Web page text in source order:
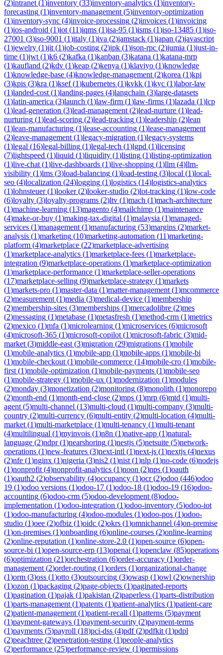
(2)intranet (1)inventory (33)inventory-analytics (1)inventory-
forecasting (1)inventory-management (5)inventory-optimization
(1)inventory-sync (4)invoice-processing (2)invoices (1)invoicing
(1)ios-android (1)iot (11)iqms (1)isa-95 (1)isms (1)iso-13485 (1)iso-
27001 (3)iso-9001 (1)italy (1)iva (2)jamstack (1)japan (2)javascript
(1)jewelry (1)jit (1)job-costing (2)jpk (1)json-rpc (2)jumia (1)just-in-
time (1)jwt (1)k6 (2)kafka (1)kanban (3)katana (1)katana-mrp
(1)kaufland (2)kdv (1)keap (2)kenya (1)klaviyo (1)knowledge
(1)knowledge-base (4)knowledge-management (2)korea (1)kpi
(3)kpis (3)kra (1)ksef(1)kubernetes (1)kvkk (1)kyc (1)labor-law
(1)landed-cost (1)landing-pages (4)langchain (3)large-datasets
(1)latin-america (3)launch (1)law-firm (1)law-firms (1)lazada (1)lcp
(1)lead-generation (3)lead-management (2)lead-nurture (1)lead-
nurturing (1)lead-scoring (2)lead-tracking (1)leadership (2)lean
(1)lean-manufacturing (1)lease-accounting (1)lease-management
(2)leave-management (1)legacy-migration (1)legacy-systems
(1)legal (16)legal-billing (1)legal-tech (1)lgpd (1)licensing
(7)lightspeed (1)liquid (1)liquidity (1)listing (1)listing-optimization
(1)live-chat (1)live-dashboards (1)live-shopping (1)llm (4)llm-
visibility (1)lms (3)load-balancing (1)load-testing (3)local (1)local-
seo (4)localization (24)logging (1)logistics (14)logistics-analytics
(1)lohnsteuer(1)looker(2)looker-studio (2)lot-tracking (1)low-code
(6)loyalty (3)loyalty-programs (2)ltv (1)mach (1)mach-architecture
(1)machine-learning (13)magento (4)mailchimp (1)maintenance
(4)make-or-buy (1)making-tax-digital (1)malaysia (1)managed-
services (1)management (1)manufacturing (53)margins (2)market-
analysis (1)marketing (10)marketing-automation (11)marketing-
platform (4)marketplace (22)marketplace-advertising
(1)marketplace-analytics (1)marketplace-fees (1)marketplace-
integration (9)marketplace-operations (1)marketplace-optimization
(1)marketplace-performance (1)marketplace-seller-operations
(17)marketplace-selling (9)marketplace-strategy (1)markets
(1)markets-pro (1)master-data (1)matter-management (1)mcommerce
(2)measurement (1)media (3)medical-device (1)membership
(2)membership-sites (3)memberships (1)mercadolibre (2)mes
(2)messaging (1)metabase (1)metasfresh (1)method-crm (1)metrics
(2)mexico (1)mfa (1)microlearning (1)microservices (6)microsoft
(4)microsoft-365 (1)microsoft-copilot (1)microsoft-fabric (3)mid-
market (3)middle-east (3)migration (29)migrations (1)mobile
(1)mobile-analytics (1)mobile-app (1)mobile-apps (1)mobile-bi
(1)mobile-checkout (1)mobile-commerce (14)mobile-cro (1)mobile-
first (1)mobile-optimization (1)mobile-payments (1)mobile-seo
(1)mobile-strategy (1)mobile-ux (1)modernization (1)modules
(2)monday (3)monetization (2)monitoring (8)monolith (1)monorepo
(2)month-end (1)month-end-close (2)mps (1)mrp (6)mtd (1)multi-
agent (5)multi-channel (13)multi-cloud (1)multi-company (3)multi-
country (2)multi-currency (6)multi-entity (2)multi-location (4)multi-
market (1)multi-marketplace (1)multi-tenancy (1)multi-tenant
(4)multilingual (1)myinvois (1)n8n (1)native-app (1)natural-
language (2)ndpr(1)nearshoring (1)nestjs (5)netsuite (5)network-
operations (1)new-features (3)next-intl (1)next-js (1)nextjs (4)nexus
(2)nfe (1)nginx (1)nigeria (3)nis2 (1)nist (1)nlp (1)no-code (6)nodejs
(1)nonprofit (4)nonprofit-analytics (1)noon (2)nps (1)oauth
(1)oauth2 (2)observability (4)occupancy (1)ocr(2)odoo (446)odoo
19 (1)odoo versions (1)odoo-17 (1)odoo-18 (1)odoo-19 (16)odoo-
accounting (6)odoo-crm (5)odoo-development (8)odoo-
implementation (1)odoo-integration (1)odoo-inventory (5)odoo-iot
(1)odoo-manufacturing (4)odoo-modules (1)odoo-pos (1)odoo-
studio (1)oee (2)ofbiz (1)oidc (2)okrs (1)omnichannel (4)on-premise
(1)on-premises (1)onboarding (6)online-courses (2)online-learning
(2)online-reputation (1)online-store-2.0 (1)open-source (6)open-
source-bi (1)open-source-erp (13)openai (1)openclaw (85)operations
(6)optimization (21)orchestration (6)order-accuracy (1)order-
management (2)order-routing (1)orders (1)organizational-change
(1)orm (3)oss (1)otto (3)outsourcing (3)owasp (1)owl (2)ownership
(1)ozon (1)packaging (2)page-objects (1)paginated-reports
(1)pagination (1)pajak (1)pakistan (2)paperless (1)parts-distribution
(1)parts-management (1)patents (1)patient-analytics (1)patient-care
(2)patient-management (1)patient-recall (1)patterns (5)payment
(1)payment-gateways (1)payment-security (2)payment-terms
(1)payments (5)payroll (18)pci-dss (4)pdf(2)pdfkit (1)pdpl
(2)peachtree (2)penetration-testing (1)people-analytics
(2)performance (25)performance-review (1)permissions